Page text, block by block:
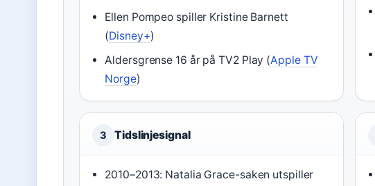
Ellen Pompeo spiller Kristine Barnett
(Disney+)
Aldersgrense 16 år på TV2 Play (Apple TV
Norge)
3 Tidslinjesignal
2010–2013: Natalia Grace-saken utspiller